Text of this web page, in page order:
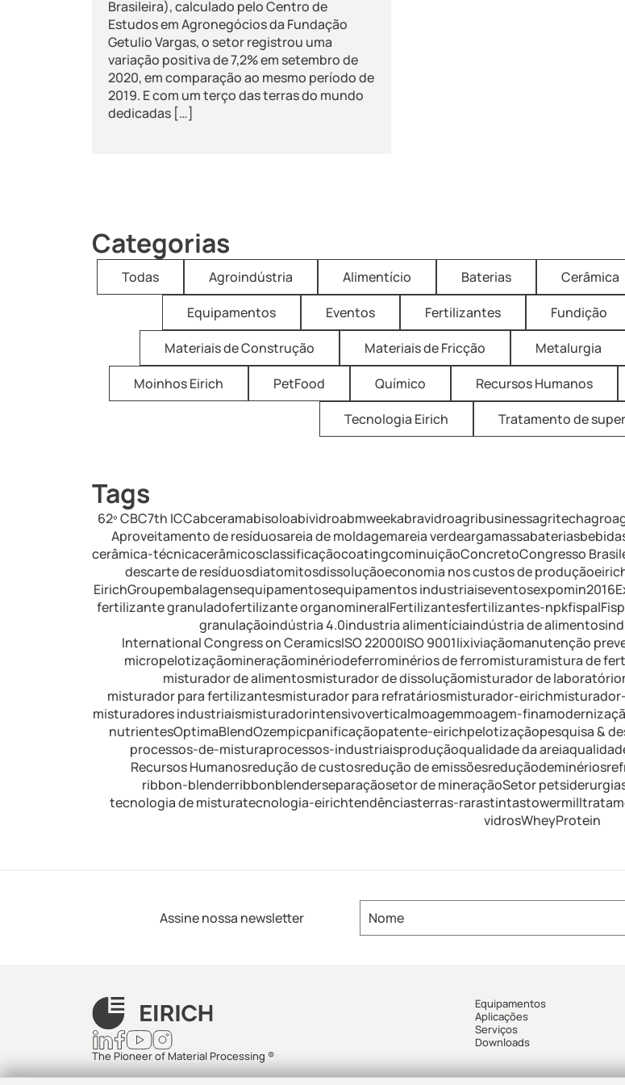
Brasileira), calculado pelo Centro de
Estudos em Agronegócios da Fundação
Getulio Vargas, o setor registrou uma
variação positiva de 7,2% em setembro de
2020, em comparação ao mesmo período de
2019. E com um terço das terras do mundo
dedicadas […]
Categorias
Todas Agroindústria Alimentício Baterias Cerâmica
Equipamentos
Eventos Fertilizantes Fundição
Materiais de Construção
Materiais de Fricção Metalurgia
Moinhos Eirich
PetFood Químico Recursos Humanos
Tecnologia Eirich
Tratamento de
Tags
62º CBC7th ICCabceramabisoloabividroabmweekabravidroagribusinessagritechagro
Aproveitamento de resíduosareia de moldagemareia verdeargamassabaterias
cerâmica-técnicacerâmicosclassificaçãocoatingcominuiçãoConcretoCongresso
descarte de resíduosdiatomitosdissoluçãoeconomia nos custos de produção
EirichGroupembalagensequipamentosequipamentos industriaiseventosexpomin2016
fertilizante granuladofertilizante organomineralFertilizantesfertilizantes-npkfispal
granulaçãoindústria 4.0industria alimentíciaindústria de alimentos
International Congress on CeramicsISO 22000ISO 9001lixiviaçãomanutenção
micropelotizaçãomineraçãominériodeferrominérios de ferromisturamistura de
misturador de alimentosmisturador de dissoluçãomisturador de laboratório
misturador para fertilizantesmisturador para refratáriosmisturador-eirich
misturadores industriaismisturadorintensivoverticalmoagemmoagem-fina
nutrientesOptimaBlendOzempicpanificaçãopatente-eirichpelotizaçãopesquisa &
processos-de-misturaprocessos-industriaisproduçãoqualidade da areia
Recursos Humanosredução de custosredução de emissõesreduçãodeminérios
ribbon-blenderribbonblenderseparaçãosetor de mineraçãoSetor petsiderurgia
tecnologia de misturatecnologia-eirichtendênciasterras-rarastintastowermill
vidrosWheyProtein
Assine nossa newsletter
The Pioneer of Material Processing ®
Equipamentos
Aplicações
Serviços
Downloads